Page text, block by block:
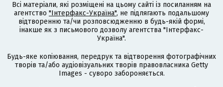
Всі матеріали, які розміщені на цьому сайті із посиланням на
агентство "Інтерфакс-Україна", не підлягають подальшому
відтворенню та/чи розповсюдженню в будь-якій формі,
інакше як з письмового дозволу агентства "Інтерфакс-
Україна".
Будь-яке копіювання, передрук та відтворення фотографічних
творів та/або аудіовізуальних творів правовласника Getty
Images - суворо забороняється.